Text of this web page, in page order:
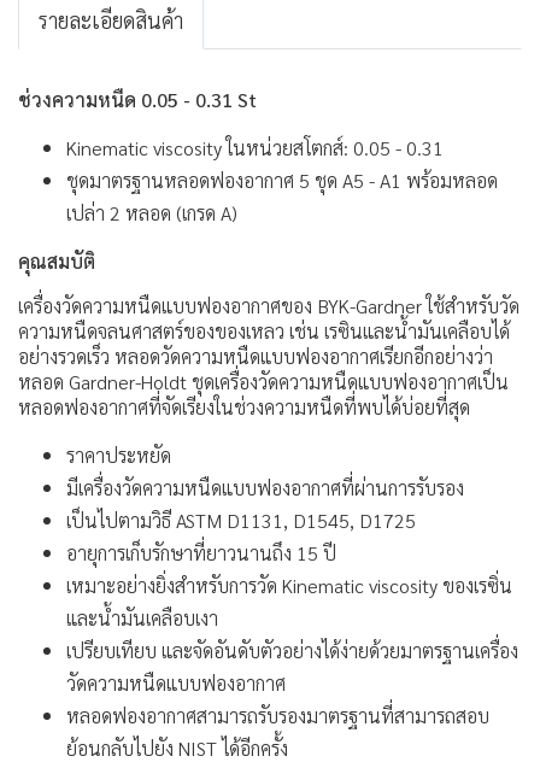
รายละเอียดสินค้า
ช่วงความหนืด 0.05 - 0.31 St
Kinematic viscosity ในหน่วยสโตกส์: 0.05 - 0.31
ชุดมาตรฐานหลอดฟองอากาศ 5 ชุด A5 - A1 พร้อมหลอด
เปล่า 2 หลอด (เกรด A)
คุณสมบัติ
เครื่องวัดความหนืดแบบฟองอากาศของ BYK-Gardner ใช้สำหรับวัด
ความหนืดจลนศาสตร์ของของเหลว เช่น เรซินและน้ำมันเคลือบได้
อย่างรวดเร็ว หลอดวัดความหนืดแบบฟองอากาศเรียกอีกอย่างว่า
หลอด Gardner-Holdt ชุดเครื่องวัดความหนืดแบบฟองอากาศเป็น
หลอดฟองอากาศที่จัดเรียงในช่วงความหนืดที่พบได้บ่อยที่สุด
ราคาประหยัด
มีเครื่องวัดความหนืดแบบฟองอากาศที่ผ่านการรับรอง
เป็นไปตามวิธี ASTM D1131, D1545, D1725
อายุการเก็บรักษาที่ยาวนานถึง 15 ปี
เหมาะอย่างยิ่งสำหรับการวัด Kinematic viscosity ของเรซิ่น
และน้ำมันเคลือบเงา
เปรียบเทียบ และจัดอันดับตัวอย่างได้ง่ายด้วยมาตรฐานเครื่อง
วัดความหนืดแบบฟองอากาศ
หลอดฟองอากาศสามารถรับรองมาตรฐานที่สามารถสอบ
ย้อนกลับไปยัง NIST ได้อีกครั้ง